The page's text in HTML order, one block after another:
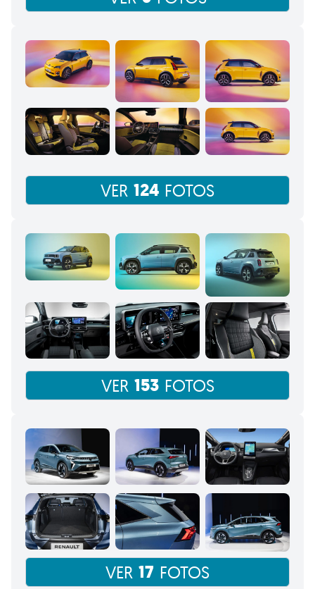
VER 124 FOTOS
VER 153 FOTOS
VER 17 FOTOS